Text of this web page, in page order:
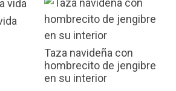
Taza navideña con
hombrecito de jengibre
en su interior